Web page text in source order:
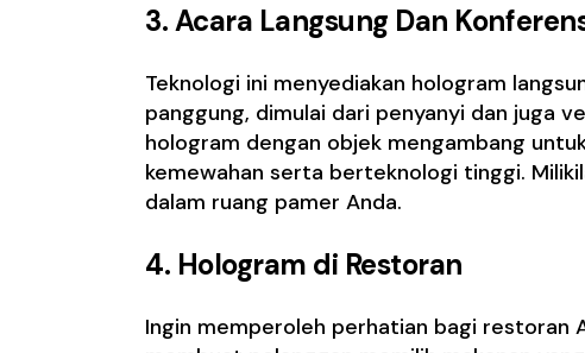
3. Acara Langsung Dan
Teknologi ini menyediakan hologram
panggung, dimulai dari penyanyi dan juga
hologram dengan objek mengambang
kemewahan serta berteknologi tinggi.
dalam ruang pamer Anda.
4. Hologram di Restoran
Ingin memperoleh perhatian bagi restoran